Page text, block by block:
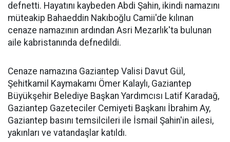
defnetti. Hayatını kaybeden Abdi Şahin, ikindi namazını
müteakip Bahaeddin Nakıboğlu Camii'de kılınan
cenaze namazının ardından Asri Mezarlık'ta bulunan
aile kabristanında defnedildi.
Cenaze namazına Gaziantep Valisi Davut Gül,
Şehitkamil Kaymakamı Ömer Kalaylı, Gaziantep
Büyükşehir Belediye Başkan Yardımcısı Latif Karadağ,
Gaziantep Gazeteciler Cemiyeti Başkanı İbrahim Ay,
Gaziantep basını temsilcileri ile İsmail Şahin'in ailesi,
yakınları ve vatandaşlar katıldı.